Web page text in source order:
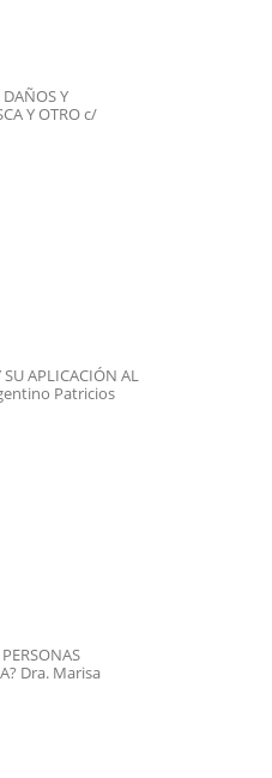
Y
Y OTRO c/
SU APLICACIÓN AL
Patricios
Dra. Marisa